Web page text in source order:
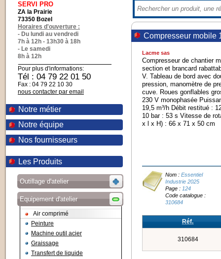
SERVI PRO
ZA la Prairie
73350 Bozel
Horaires d'ouverture :
- Du lundi au vendredi
7h à 12h - 13h30 à 18h
- Le samedi
8h à 12h
Pour plus d'informations:
Tél : 04 79 22 01 50
Fax : 04 79 22 10 30
nous contacter par email
Notre métier
Notre équipe
Nos fournisseurs
Les Produits
Outillage d'atelier
Equipement d'atelier
Air comprimé
Peinture
Machine outil acier
Graissage
Transfert de liquide
Compresseur mobile
Lacme sas
Compresseur de chantier
section et brancard
V. Tableau de bord avec
pression, manomètre de
cuve. Roues gonflables
230 V monophasée
19,5 m³/h Débit restitué :
10 bar : 53 s Vitesse de
x l x H) : 66 x 71 x 50 cm
Nom :Essentiel
Industrie 2025
Page :124
Code catalogue :
310684
Réf.
310684